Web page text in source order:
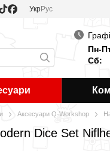
УкрРус
Пн-
Сб:
Аксесуари Q-Workshop
Dice Set